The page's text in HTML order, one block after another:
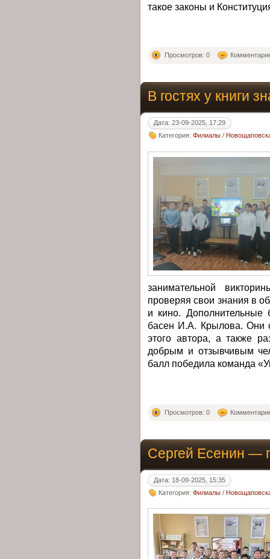
такое законы и
Просмотров: 0
В гостях у книги
Дата: 23-09-2025, 17:29
Категория: Филиалы /
занимательной
проверяя свои знания в
и кино. Дополнительные
басен И.А. Крылова. Они
этого автора, а также
добрым и отзывчивым
балл победила команда
Просмотров: 0
Сергей Есенин —
Дата: 18-09-2025, 15:35
Категория: Филиалы /